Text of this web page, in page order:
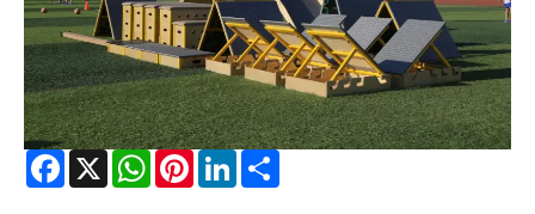
Facebook
X WhatsAppPinterestLinkedIn